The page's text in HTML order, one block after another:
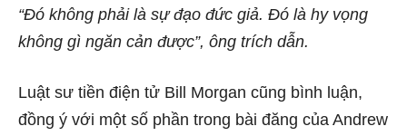
“Đó không phải là sự đạo đức giả. Đó là hy vọng
không gì ngăn cản được”, ông trích dẫn.
Luật sư tiền điện tử Bill Morgan cũng bình luận,
đồng ý với một số phần trong bài đăng của Andrew